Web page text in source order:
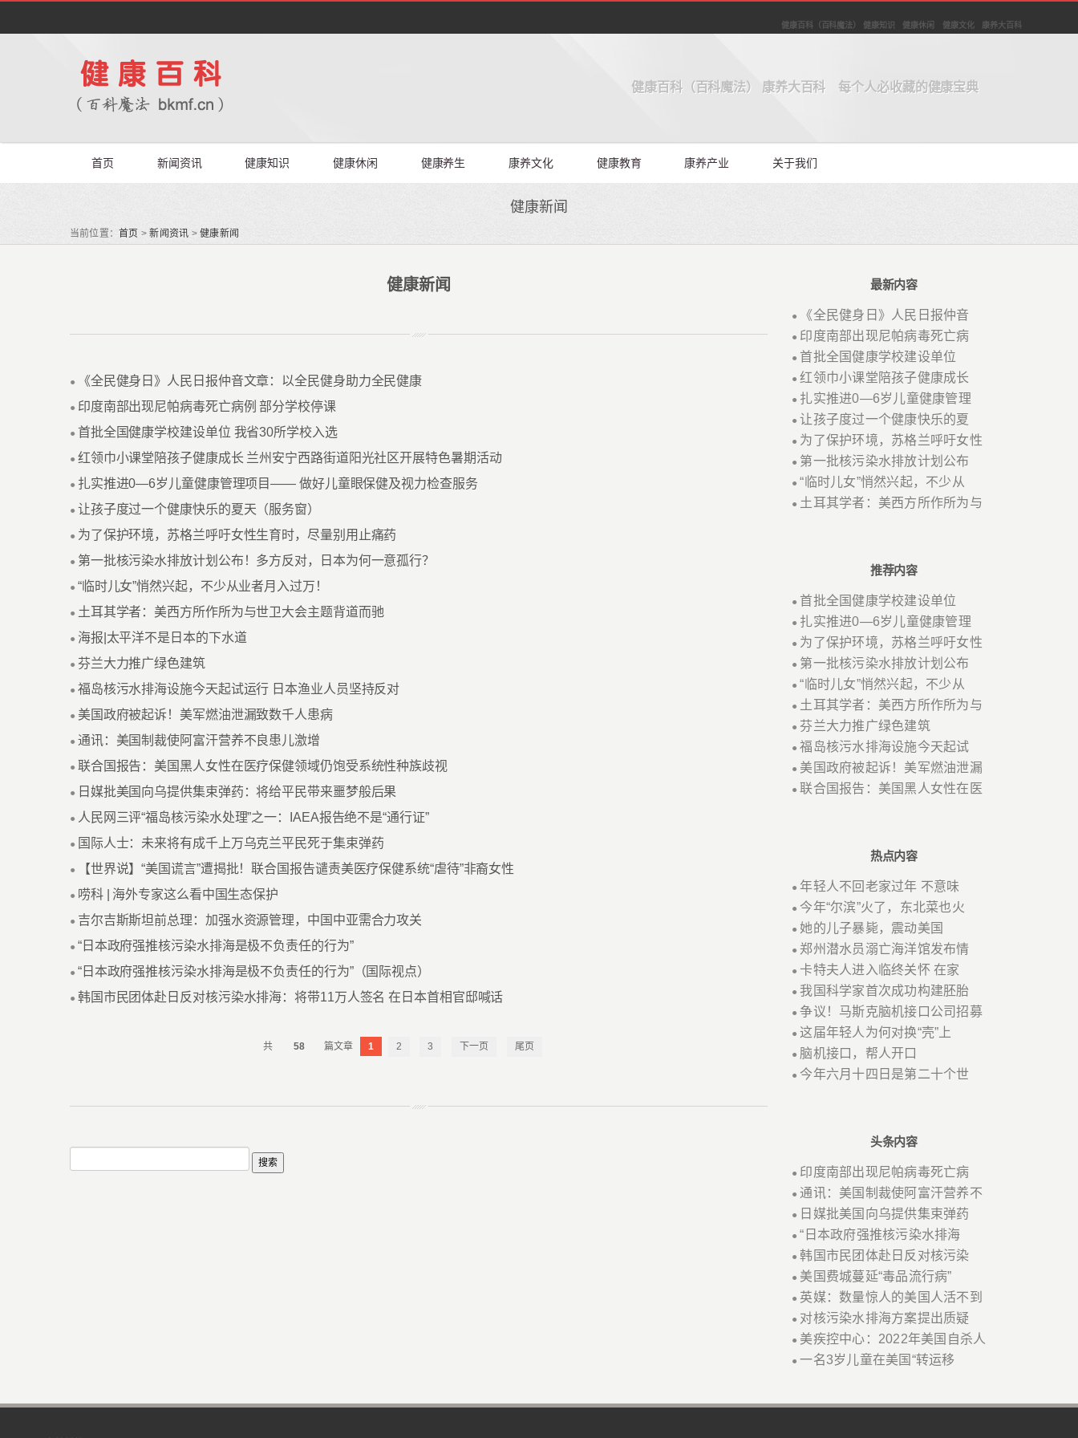
健康百科（百科魔法） 健康知识 健康休闲 健康文化 康养大百科
健康百科（百科魔法） 康养大百科 每个人必收藏的健康宝典
首页 新闻资讯 健康知识 健康休闲 健康养生 康养文化 健康教育 康养产业 关于我们
健康新闻
当前位置：首页 >新闻资讯 >健康新闻
健康新闻
● 《全民健身日》人民日报仲音文章：以全民健身助力全民健康
● 印度南部出现尼帕病毒死亡病例 部分学校停课
● 首批全国健康学校建设单位 我省30所学校入选
● 红领巾小课堂陪孩子健康成长 兰州安宁西路街道阳光社区开展特色暑期活动
● 扎实推进0—6岁儿童健康管理项目—— 做好儿童眼保健及视力检查服务
● 让孩子度过一个健康快乐的夏天（服务窗）
● 为了保护环境，苏格兰呼吁女性生育时，尽量别用止痛药
● 第一批核污染水排放计划公布！多方反对，日本为何一意孤行？
● “临时儿女”悄然兴起，不少从业者月入过万！
● 土耳其学者：美西方所作所为与世卫大会主题背道而驰
● 海报|太平洋不是日本的下水道
● 芬兰大力推广绿色建筑
● 福岛核污水排海设施今天起试运行 日本渔业人员坚持反对
● 美国政府被起诉！美军燃油泄漏致数千人患病
● 通讯：美国制裁使阿富汗营养不良患儿激增
● 联合国报告：美国黑人女性在医疗保健领域仍饱受系统性种族歧视
● 日媒批美国向乌提供集束弹药：将给平民带来噩梦般后果
● 人民网三评“福岛核污染水处理”之一：IAEA报告绝不是“通行证”
● 国际人士：未来将有成千上万乌克兰平民死于集束弹药
● 【世界说】“美国谎言”遭揭批！联合国报告谴责美医疗保健系统“虐待”非裔女性
● 唠科 | 海外专家这么看中国生态保护
● 吉尔吉斯斯坦前总理：加强水资源管理，中国中亚需合力攻关
● “日本政府强推核污染水排海是极不负责任的行为”
● “日本政府强推核污染水排海是极不负责任的行为”（国际视点）
● 韩国市民团体赴日反对核污染水排海：将带11万人签名 在日本首相官邸喊话
58 1 2 3 下一页 尾页
最新内容
● 《全民健身日》人民日报仲音
● 印度南部出现尼帕病毒死亡病
● 首批全国健康学校建设单位
●红领巾小课堂陪孩子健康成长
● 扎实推进0—6岁儿童健康管理
●让孩子度过一个健康快乐的夏
● 为了保护环境，苏格兰呼吁女性
● 第一批核污染水排放计划公布
●“临时儿女”悄然兴起，不少从
● 土耳其学者：美西方所作所为与
推荐内容
● 首批全国健康学校建设单位
● 扎实推进0—6岁儿童健康管理
● 为了保护环境，苏格兰呼吁女性
● 第一批核污染水排放计划公布
●“临时儿女”悄然兴起，不少从
● 土耳其学者：美西方所作所为与
● 芬兰大力推广绿色建筑
●福岛核污水排海设施今天起试
● 美国政府被起诉！美军燃油泄漏
●联合国报告：美国黑人女性在医
热点内容
●年轻人不回老家过年 不意味
● 今年“尔滨”火了，东北菜也火
● 她的儿子暴毙，震动美国
● 郑州潜水员溺亡海洋馆发布情
● 卡特夫人进入临终关怀 在家
●我国科学家首次成功构建胚胎
●争议！马斯克脑机接口公司招募
●这届年轻人为何对换“壳”上
● 脑机接口，帮人开口
● 今年六月十四日是第二十个世
头条内容
● 印度南部出现尼帕病毒死亡病
●通讯：美国制裁使阿富汗营养不
● 日媒批美国向乌提供集束弹药
●“日本政府强推核污染水排海
●韩国市民团体赴日反对核污染
● 美国费城蔓延“毒品流行病”
● 英媒：数量惊人的美国人活不到
● 对核污染水排海方案提出质疑
● 美疾控中心：2022年美国自杀人
●一名3岁儿童在美国“转运移